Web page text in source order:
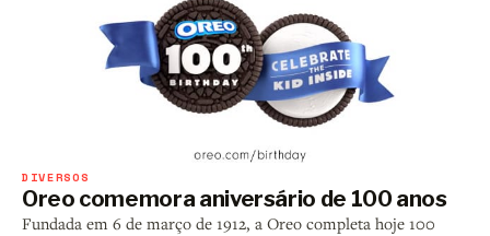
DIVERSOS
Oreo comemora aniversário de 100 anos
Fundada em 6 de março de 1912, a Oreo completa hoje 100